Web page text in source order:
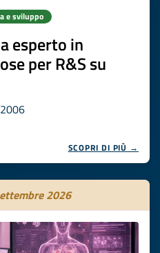
e sviluppo
esperto in
per R&S su
SCOPRI DI PIÙ →
2026